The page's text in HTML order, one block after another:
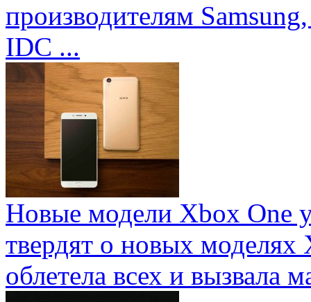
производителям
IDC ...
Новые модели Xbox One
твердят о новых
облетела всех и вызвала